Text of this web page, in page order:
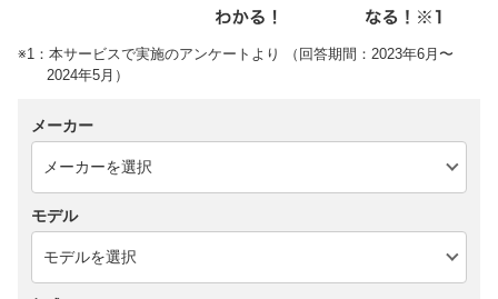
※1：本サービスで実施のアンケートより （回答期間：2023年6月〜
2024年5月）
メーカー
モデル